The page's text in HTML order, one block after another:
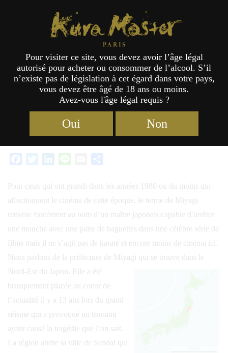
KURA GAZETTE
Maison Ichinokura : 4 maîtres pour
Miyagi ?
FacebookTwitterLinkedIn Email
Pour ceux qui ont grandi dans les années 1980 ou du moins qui
affectionnent le cinéma de cette époque, le terme de Miyagi
renvoie forcément au nom d’un maître japonais capable d’arrêter
une mouche avec une paire de baguettes dans une célèbre série de
films mais il ne s’agit pas de karaté et encore moins de cinéma ici.
Nous parlons de la préfecture de Miyagi qui se trouve dans le
Nord-Est du Japon.
Elle a été
brusquement placée au coeur de
l’actualité il y a 13 ans lors du grand
séisme qui a provoqué un tsunami
ayant causé la tragédie que l’on sait.
La région abrite la ville de Sendai qui
Kura Master Paris
Pour visiter ce site, vous devez avoir l’âge légal
autorisé pour acheter ou consommer de l’alcool. S’il
n’existe pas de législation à cet égard dans votre pays,
vous devez être âgé de 18 ans ou moins.
Avez-vous l'âge légal requis ?
Oui Non